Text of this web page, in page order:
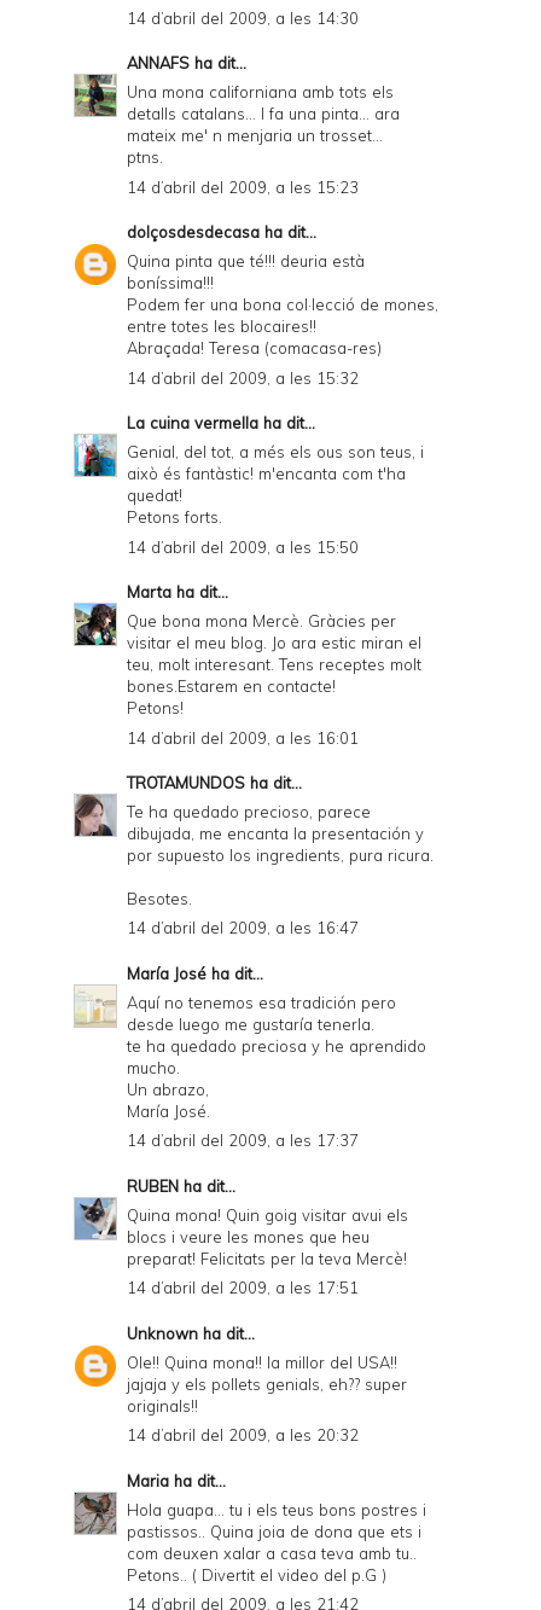
14 d’abril del 2009, a les 14:30
ANNAFS ha dit...
Una mona californiana amb tots els
detalls catalans... I fa una pinta... ara
mateix me' n menjaria un trosset...
ptns.
14 d’abril del 2009, a les 15:23
dolçosdesdecasa ha dit...
Quina pinta que té!!! deuria està
boníssima!!!
Podem fer una bona col·lecció de mones,
entre totes les blocaires!!
Abraçada! Teresa (comacasa-res)
14 d’abril del 2009, a les 15:32
La cuina vermella ha dit...
Genial, del tot, a més els ous son teus, i
això és fantàstic! m'encanta com t'ha
quedat!
Petons forts.
14 d’abril del 2009, a les 15:50
Marta ha dit...
Que bona mona Mercè. Gràcies per
visitar el meu blog. Jo ara estic miran el
teu, molt interesant. Tens receptes molt
bones.Estarem en contacte!
Petons!
14 d’abril del 2009, a les 16:01
TROTAMUNDOS ha dit...
Te ha quedado precioso, parece
dibujada, me encanta la presentación y
por supuesto los ingredients, pura ricura.
Besotes.
14 d’abril del 2009, a les 16:47
María José ha dit...
Aquí no tenemos esa tradición pero
desde luego me gustaría tenerla.
te ha quedado preciosa y he aprendido
mucho.
Un abrazo,
María José.
14 d’abril del 2009, a les 17:37
RUBEN ha dit...
Quina mona! Quin goig visitar avui els
blocs i veure les mones que heu
preparat! Felicitats per la teva Mercè!
14 d’abril del 2009, a les 17:51
Unknown ha dit...
Ole!! Quina mona!! la millor del USA!!
jajaja y els pollets genials, eh?? super
originals!!
14 d’abril del 2009, a les 20:32
Maria ha dit...
Hola guapa... tu i els teus bons postres i
pastissos.. Quina joia de dona que ets i
com deuxen xalar a casa teva amb tu..
Petons.. ( Divertit el video del p.G )
14 d’abril del 2009, a les 21:42